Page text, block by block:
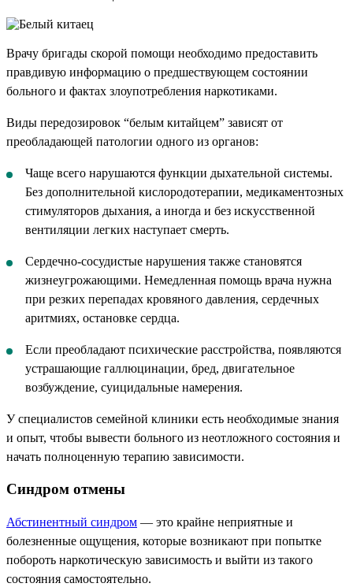
Врачу бригады скорой помощи необходимо предоставить
правдивую информацию о предшествующем состоянии
больного и фактах злоупотребления наркотиками.
Виды передозировок “белым китайцем” зависят от
преобладающей патологии одного из органов:
Чаще всего нарушаются функции дыхательной системы.
Без дополнительной кислородотерапии, медикаментозных
стимуляторов дыхания, а иногда и без искусственной
вентиляции легких наступает смерть.
Сердечно-сосудистые нарушения также становятся
жизнеугрожающими. Немедленная помощь врача нужна
при резких перепадах кровяного давления, сердечных
аритмиях, остановке сердца.
Если преобладают психические расстройства, появляются
устрашающие галлюцинации, бред, двигательное
возбуждение, суицидальные намерения.
У специалистов семейной клиники есть необходимые знания
и опыт, чтобы вывести больного из неотложного состояния и
начать полноценную терапию зависимости.
Синдром отмены
Абстинентный синдром — это крайне неприятные и
болезненные ощущения, которые возникают при попытке
побороть наркотическую зависимость и выйти из такого
состояния самостоятельно.